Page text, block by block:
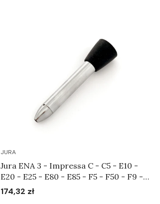
JURA
Jura ENA 3 - Impressa C - C5 - E10 -
E20 - E25 - E80 - E85 - F5 - F50 - F9 -
F90 - S7 - S9 - S85 - X90 - XF50 - XF70
- XS90 - XS95 - Końcówka do systemu
Cena
174,32 zł